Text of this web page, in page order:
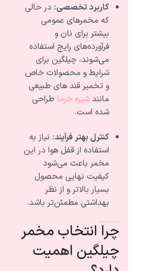
کاربرد تخصصی: در حالی
که مخمرهای عمومی
بیشتر برای نان و
فرآورده‌های رایج استفاده
می‌شوند، چیلگین برای
شرایط و محصولات خاص
و تخمیر قند های طبیعی
مانندشیره خرما طراحی
شده است.
کنترل بهتر فرآیند: نیاز به
استفاده از قفل هوا در این
مخمر باعث می‌شود
کیفیت نهایی محصول
بسیار بالاتر و از نظر
بهداشتی مطمئن‌تر باشد.
چرا انتخاب مخمر
چیلگین اهمیت